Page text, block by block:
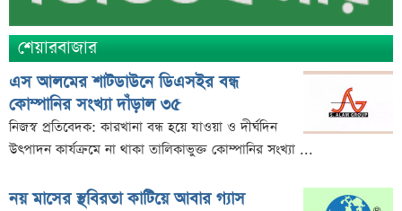
ড. ইউনূস বনাম তারেক রহমান—তুলনায় যা বললেন কাদের
সিদ্দিকী
বাজুসের নতুন ঘোষণা, রেকর্ড দামে সোনা বিক্রি শুরু
আইনি নোটিশ পাঠালেন আসিফ মাহমুদ, ৭ দিনের
আল্টিমেটাম
প্রশাসক সরল, নতুন অধ্যায়ে সোশ্যাল ইসলামী ব্যাংক
শেয়ারবাজার
এস আলমের শাটডাউনে ডিএসইর বন্ধ
কোম্পানির সংখ্যা দাঁড়াল ৩৫
নিজস্ব প্রতিবেদক: কারখানা বন্ধ হয়ে যাওয়া ও দীর্ঘদিন
উৎপাদন কার্যক্রমে না থাকা তালিকাভুক্ত কোম্পানির সংখ্যা ...
নয় মাসের স্থবিরতা কাটিয়ে আবার গ্যাস